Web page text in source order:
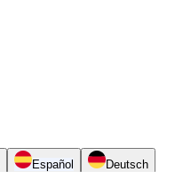
Español
Deutsch